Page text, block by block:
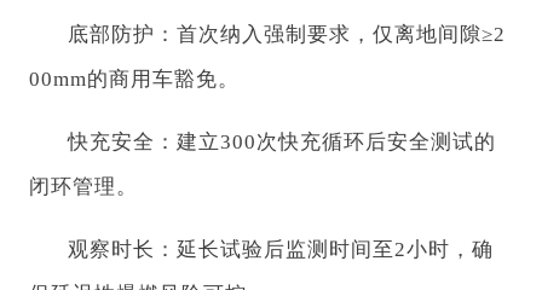
底部防护：首次纳入强制要求，仅离地间隙≥2
00mm的商用车豁免。
快充安全：建立300次快充循环后安全测试的
闭环管理。
观察时长：延长试验后监测时间至2小时，确